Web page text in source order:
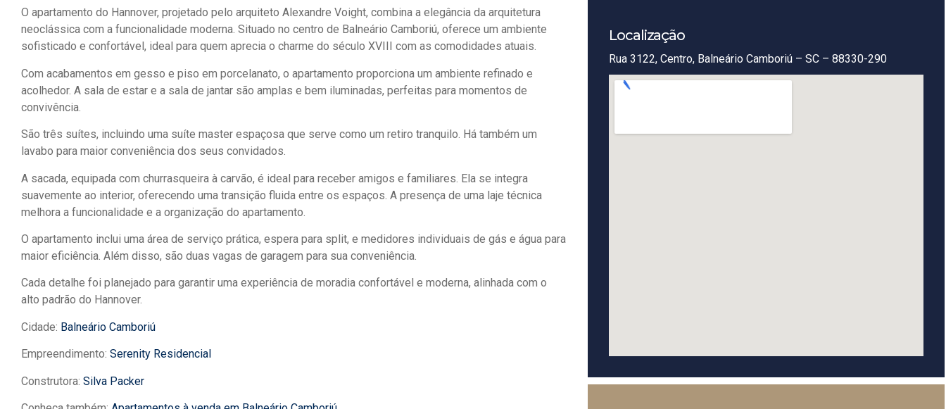
O apartamento do Hannover, projetado pelo arquiteto Alexandre Voight, combina a elegância da arquitetura
neoclássica com a funcionalidade moderna. Situado no centro de Balneário Camboriú, oferece um ambiente
sofisticado e confortável, ideal para quem aprecia o charme do século XVIII com as comodidades atuais.
Com acabamentos em gesso e piso em porcelanato, o apartamento proporciona um ambiente refinado e
acolhedor. A sala de estar e a sala de jantar são amplas e bem iluminadas, perfeitas para momentos de
convivência.
São três suítes, incluindo uma suíte master espaçosa que serve como um retiro tranquilo. Há também um
lavabo para maior conveniência dos seus convidados.
A sacada, equipada com churrasqueira à carvão, é ideal para receber amigos e familiares. Ela se integra
suavemente ao interior, oferecendo uma transição fluida entre os espaços. A presença de uma laje técnica
melhora a funcionalidade e a organização do apartamento.
O apartamento inclui uma área de serviço prática, espera para split, e medidores individuais de gás e água para
maior eficiência. Além disso, são duas vagas de garagem para sua conveniência.
Cada detalhe foi planejado para garantir uma experiência de moradia confortável e moderna, alinhada com o
alto padrão do Hannover.
Cidade: Balneário Camboriú
Empreendimento: Serenity Residencial
Construtora: Silva Packer
Localização
Rua 3122, Centro, Balneário Camboriú – SC – 88330-290